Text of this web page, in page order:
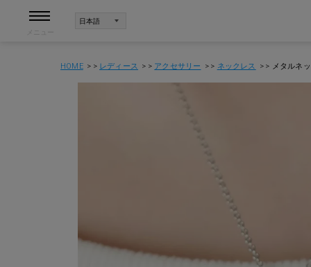
HOME レディース アクセサリー ネックレス メタルネ